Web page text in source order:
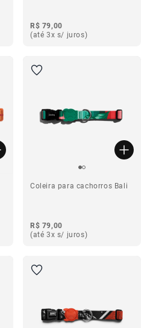
R$ 79,00
(até 3x s/ juros)
Coleira para cachorros Bali
R$ 79,00
(até 3x s/ juros)